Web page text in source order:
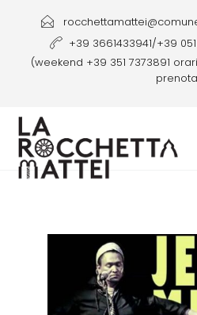
+39 3661433941/+39
(weekend +39 351 7373891